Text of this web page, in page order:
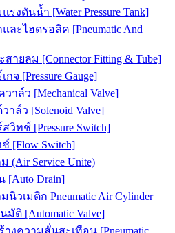
รงดันน้ำ [Water Pressure Tank]
ะไฮดรอลิค [Pneumatic And
ายลม [Connector Fitting & Tube]
กจ [Pressure Gauge]
าล์ว [Mechanical Valve]
าล์ว [Solenoid Valve]
วิทช์ [Pressure Switch]
[Flow Switch]
(Air Service Unite)
[Auto Drain]
นิวเมติก Pneumatic Air Cylinder
มัติ [Automatic Valve]
งความสั่นสะเทือน [Pneumatic